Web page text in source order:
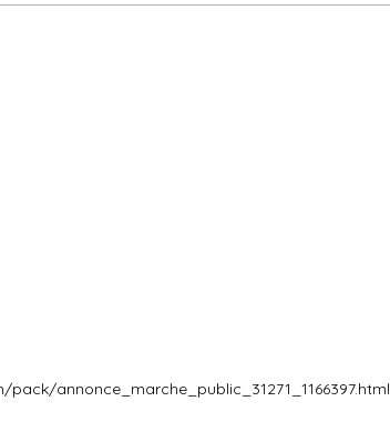
annonce_marche_public_31271_1166397.html